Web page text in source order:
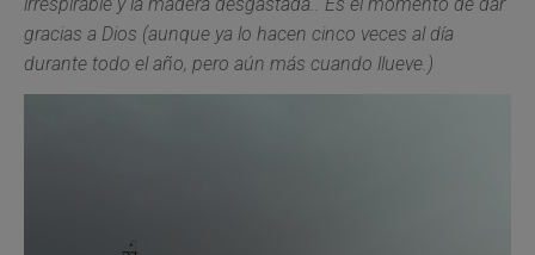
gracias a Dios (aunque ya lo hacen cinco veces al día
durante todo el año, pero aún más cuando llueve.)